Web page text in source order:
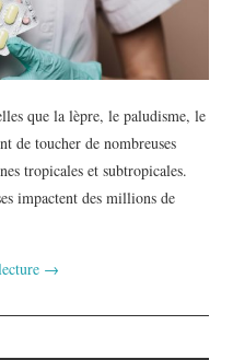
que la lèpre, le paludisme, le
de toucher de nombreuses
tropicales et subtropicales.
impactent des millions de
→